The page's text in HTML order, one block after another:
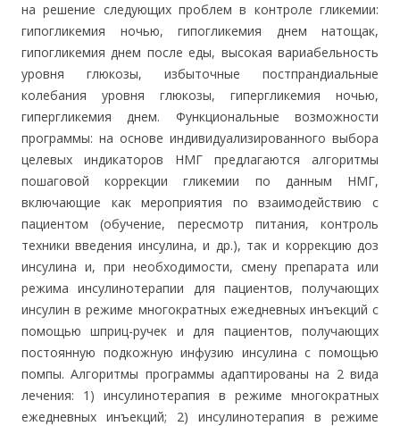
на решение следующих проблем в контроле гликемии:
гипогликемия ночью, гипогликемия днем натощак,
гипогликемия днем после еды, высокая вариабельность
уровня глюкозы, избыточные постпрандиальные
колебания уровня глюкозы, гипергликемия ночью,
гипергликемия днем. Функциональные возможности
программы: на основе индивидуализированного выбора
целевых индикаторов НМГ предлагаются алгоритмы
пошаговой коррекции гликемии по данным НМГ,
включающие как мероприятия по взаимодействию с
пациентом (обучение, пересмотр питания, контроль
техники введения инсулина, и др.), так и коррекцию доз
инсулина и, при необходимости, смену препарата или
режима инсулинотерапии для пациентов, получающих
инсулин в режиме многократных ежедневных инъекций с
помощью шприц-ручек и для пациентов, получающих
постоянную подкожную инфузию инсулина с помощью
помпы. Алгоритмы программы адаптированы на 2 вида
лечения: 1) инсулинотерапия в режиме многократных
ежедневных инъекций; 2) инсулинотерапия в режиме